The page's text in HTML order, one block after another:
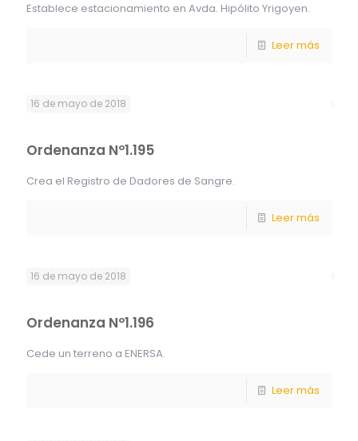
Establece estacionamiento en Avda. Hipólito Yrigoyen.
Leer más
16 de mayo de 2018
Ordenanza Nº1.195
Crea el Registro de Dadores de Sangre.
Leer más
16 de mayo de 2018
Ordenanza Nº1.196
Cede un terreno a ENERSA.
Leer más